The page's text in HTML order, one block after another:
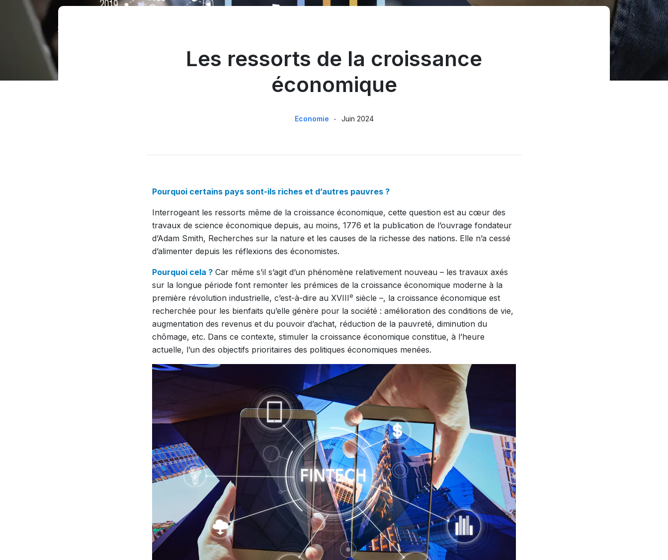
Les ressorts de la croissance
économique
Economie Juin 2024
Pourquoi certains pays sont-ils riches et d’autres pauvres ?
Interrogeant les ressorts même de la croissance économique, cette question est au cœur des
travaux de science économique depuis, au moins, 1776 et la publication de l’ouvrage fondateur
d’Adam Smith, Recherches sur la nature et les causes de la richesse des nations. Elle n’a cessé
d’alimenter depuis les réflexions des économistes.
Pourquoi cela ? Car même s’il s’agit d’un phénomène relativement nouveau – les travaux axés
sur la longue période font remonter les prémices de la croissance économique moderne à la
première révolution industrielle, c’est-à-dire au XVIIIe siècle –, la croissance économique est
recherchée pour les bienfaits qu’elle génère pour la société : amélioration des conditions de vie,
augmentation des revenus et du pouvoir d’achat, réduction de la pauvreté, diminution du
chômage, etc. Dans ce contexte, stimuler la croissance économique constitue, à l’heure
actuelle, l’un des objectifs prioritaires des politiques économiques menées.